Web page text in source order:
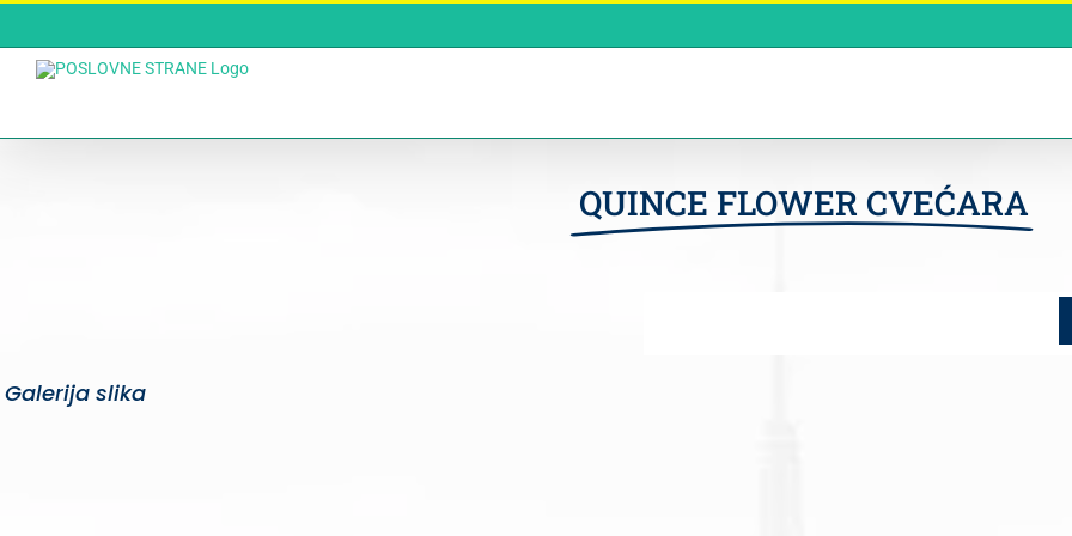
content
QUINCE FLOWER CVEĆARA
Galerija slika